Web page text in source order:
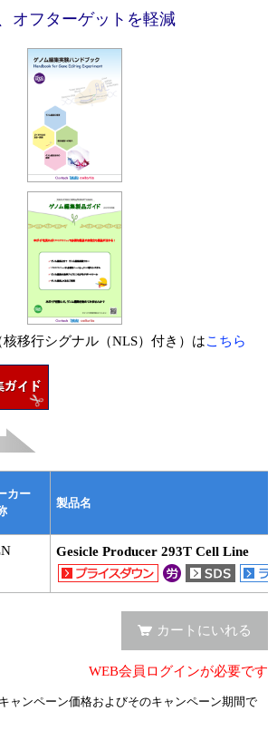
究ガイド
ガイド
ス実験ガイド
オフターゲットを軽減
移行シグナル（NLS）付き）はこちら
カー
製品名
Gesicle Producer 293T Cell Line
ャンペーン価格およびそのキャンペーン期間で
カートにいれる
WEB会員ログインが必要です